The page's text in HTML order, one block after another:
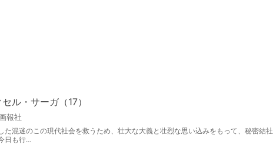
ル・サーガ（17）
報社
た混迷のこの現代社会を救うため、壮大な大義と壮烈な思い込みをもって、秘密結
日も行…